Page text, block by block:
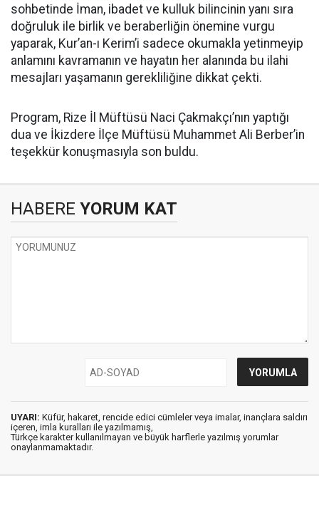
sohbetinde İman, ibadet ve kulluk bilincinin yanı sıra
doğruluk ile birlik ve beraberliğin önemine vurgu
yaparak, Kur’an-ı Kerim’i sadece okumakla yetinmeyip
anlamını kavramanın ve hayatın her alanında bu ilahi
mesajları yaşamanın gerekliliğine dikkat çekti.
Program, Rize İl Müftüsü Naci Çakmakçı’nın yaptığı
dua ve İkizdere İlçe Müftüsü Muhammet Ali Berber’in
teşekkür konuşmasıyla son buldu.
HABERE YORUM KAT
UYARI: Küfür, hakaret, rencide edici cümleler veya imalar, inançlara saldırı
içeren, imla kuralları ile yazılmamış,
Türkçe karakter kullanılmayan ve büyük harflerle yazılmış yorumlar
onaylanmamaktadır.